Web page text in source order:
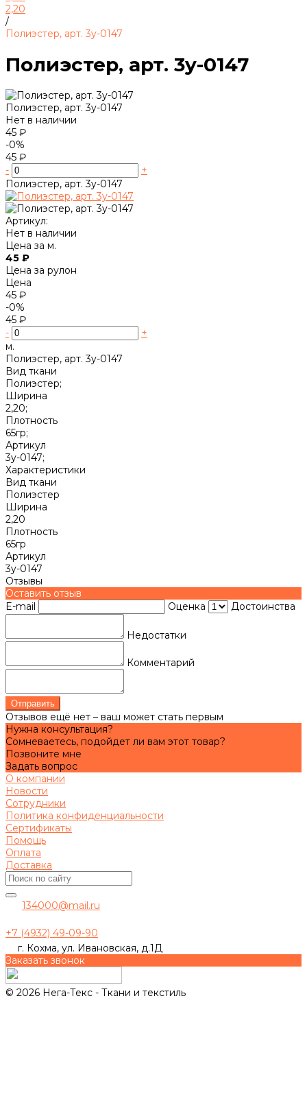
2,20
/
Полиэстер, арт. 3y-0147
Полиэстер, арт. 3y-0147
Полиэстер, арт. 3y-0147
Нет в наличии
45 ₽
-0%
45 ₽
-
+
Полиэстер, арт. 3y-0147
Артикул:
Нет в наличии
Цена за м.
45 ₽
Цена за рулон
Цена
45 ₽
-0%
45 ₽
-
+
м.
Полиэстер, арт. 3y-0147
Вид ткани
Полиэстер;
Ширина
2,20;
Плотность
65гр;
Артикул
3y-0147;
Характеристики
Вид ткани
Полиэстер
Ширина
2,20
Плотность
65гр
Артикул
3y-0147
Отзывы
Оставить отзыв
E-mail
Оценка Достоинства
Недостатки
Комментарий
Отправить
Отзывов ещё нет – ваш может стать первым
Нужна консультация?
Сомневаетесь, подойдет ли вам этот товар?
Позвоните мне
Задать вопрос
О компании
Новости
Сотрудники
Политика конфиденциальности
Сертификаты
Помощь
Оплата
Доставка
134000@mail.ru
+7 (4932) 49-09-90
г. Кохма, ул. Ивановская, д.1Д
Заказать звонок
© 2026 Нега-Текс - Ткани и текстиль